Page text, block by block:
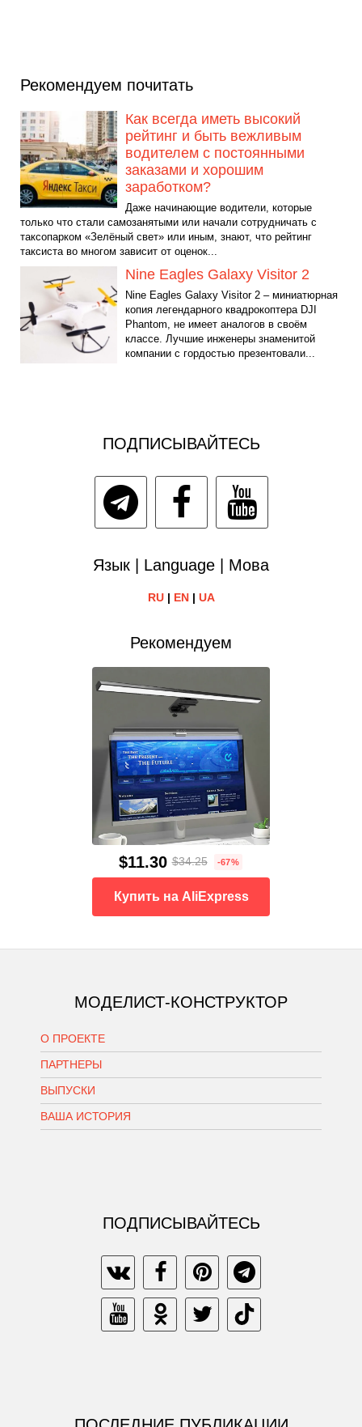
Рекомендуем почитать
Как всегда иметь высокий
рейтинг и быть вежливым
водителем с постоянными
заказами и хорошим
заработком?
Даже начинающие водители, которые
только что стали самозанятыми или начали сотрудничать с
таксопарком «Зелёный свет» или иным, знают, что рейтинг
таксиста во многом зависит от оценок...
Nine Eagles Galaxy Visitor 2
Nine Eagles Galaxy Visitor 2 – миниатюрная
копия легендарного квадрокоптера DJI
Phantom, не имеет аналогов в своём
классе. Лучшие инженеры знаменитой
компании с гордостью презентовали...
ПОДПИСЫВАЙТЕСЬ
Язык | Language | Мова
RU| EN| UA
Рекомендуем
$11.30 $34.25 -67%
Купить на AliExpress
МОДЕЛИСТ-КОНСТРУКТОР
О ПРОЕКТЕ
ПАРТНЕРЫ
ВЫПУСКИ
ВАША ИСТОРИЯ
ПОДПИСЫВАЙТЕСЬ